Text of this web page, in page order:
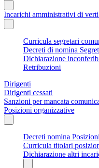
Incarichi amministrativi di
Curricula segretari
Decreti di nomina
Dichiarazione
Retribuzioni
Dirigenti
Dirigenti cessati
Sanzioni per mancata
Posizioni organizzative
Decreti nomina
Curricula titolari
Dichiarazione altri